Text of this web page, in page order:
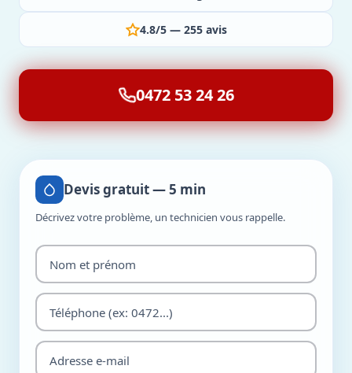
4.8/5 — 255 avis
0472 53 24 26
Devis gratuit — 5 min
Décrivez votre problème, un technicien vous rappelle.